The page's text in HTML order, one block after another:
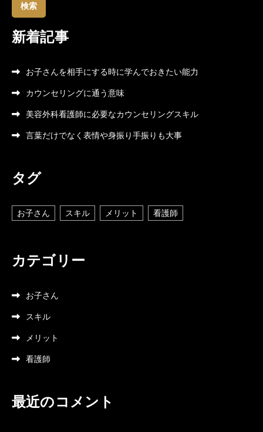
新着記事
お子さんを相手にする時に学んでおきたい能力
カウンセリングに通う意味
美容外科看護師に必要なカウンセリングスキル
言葉だけでなく表情や身振り手振りも大事
タグ
お子さん スキル メリット 看護師
カテゴリー
お子さん
スキル
メリット
看護師
最近のコメント